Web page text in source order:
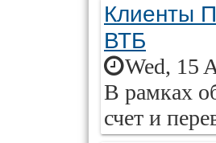
Клиенты
ВТБ
Wed, 15
В рамках
счет и